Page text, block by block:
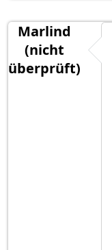
Marlind
(nicht
überprüft)